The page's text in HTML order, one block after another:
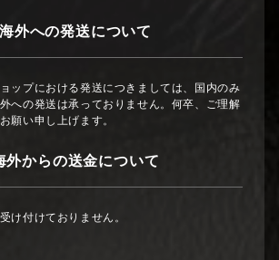
海外への発送について
ップにおける発送につきましては、国内のみ
への発送は承っておりません。何卒、ご理解
願い申し上げます。
外からの送金について
け付けておりません。